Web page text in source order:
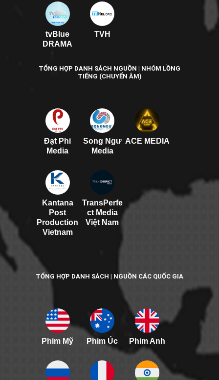
tvBlue
DRAMA
TVH
TỔNG HỢP DANH SÁCH NGUỒN | NHÓM LỒNG
TIẾNG (CHUYỂN ÂM)
Đạt Phi
Media
Song Ngư
Media
ACE MEDIA
Kantana
Post
Production
Vietnam
TransPerfe
ct Media
Việt Nam
TỔNG HỢP DANH SÁCH | NGUỒN CÁC QUỐC GIA
Phim Mỹ Phim Úc Phim Anh